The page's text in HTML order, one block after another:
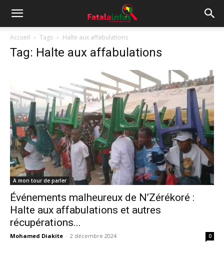
Accueil Tags Halte aux affabulations
Tag: Halte aux affabulations
A mon tour de parler
Événements malheureux de N’Zérékoré :
Halte aux affabulations et autres
récupérations...
Mohamed Diakite - 2 décembre 2024 0